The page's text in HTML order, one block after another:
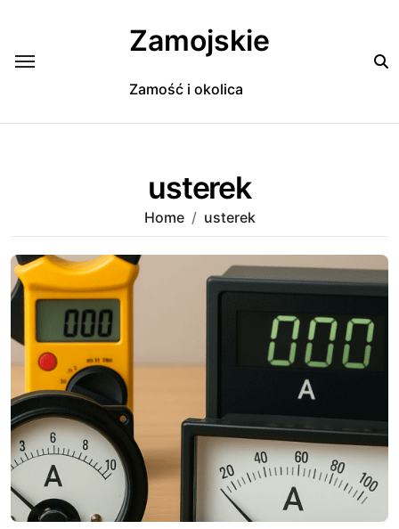
Zamojskie
Zamość i okolica
usterek
Home usterek